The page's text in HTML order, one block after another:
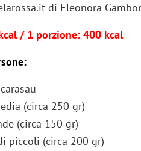
di Eleonora
/ 1 porzione: 400 kcal
(circa 250 gr)
(circa 150 gr)
piccoli (circa 200 gr)